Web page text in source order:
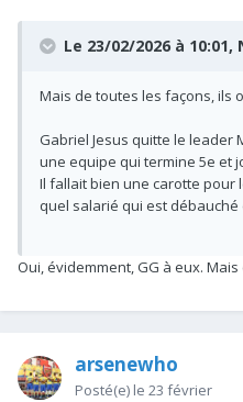
Le 23/02/2026 à 10:01,
Mais de toutes les façons, ils
Gabriel Jesus quitte le leader
une equipe qui termine 5e et
Il fallait bien une carotte pour
quel salarié qui est
Oui, évidemment, GG à eux.
arsenewho
Posté(e) le 23 février